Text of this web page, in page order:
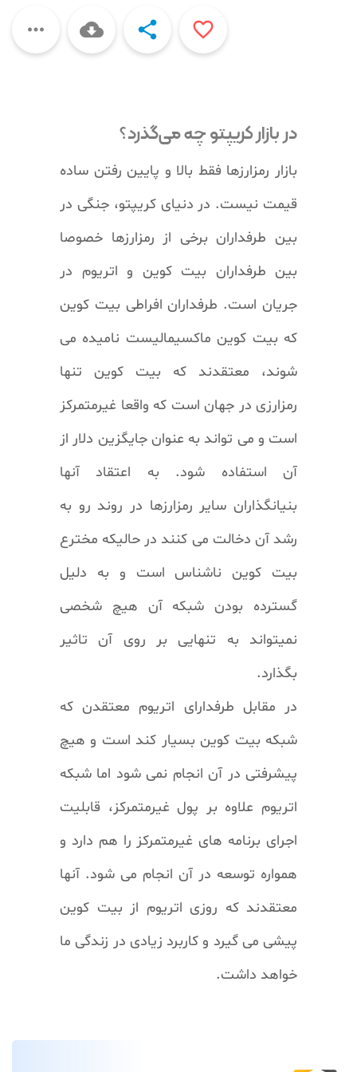




در بازار کریپتو چه می‌گذرد؟
بازار رمزارزها فقط بالا و پایین رفتن ساده
قیمت نیست. در دنیای کریپتو، جنگی در
بین طرفداران برخی از رمزارزها خصوصا
بین طرفداران بیت کوین و اتریوم در
جریان است. طرفداران افراطی بیت کوین
که بیت کوین ماکسیمالیست نامیده می
شوند، معتقدند که بیت کوین تنها
رمزارزی در جهان است که واقعا غیرمتمرکز
است و می تواند به عنوان جایگزین دلار از
آن استفاده شود. به اعتقاد آنها
بنیانگذاران سایر رمزارزها در روند رو به
رشد آن دخالت می کنند در حالیکه مخترع
بیت کوین ناشناس است و به دلیل
گسترده بودن شبکه آن هیچ شخصی
نمیتواند به تنهایی بر روی آن تاثیر
بگذارد.
در مقابل طرفدارای اتریوم معتقدن که
شبکه بیت کوین بسیار کند است و هیچ
پیشرفتی در آن انجام نمی شود اما شبکه
اتریوم علاوه بر پول غیرمتمرکز، قابلیت
اجرای برنامه های غیرمتمرکز را هم دارد و
همواره توسعه در آن انجام می شود. آنها
معتقدند که روزی اتریوم از بیت کوین
پیشی می گیرد و کاربرد زیادی در زندگی ما
خواهد داشت.